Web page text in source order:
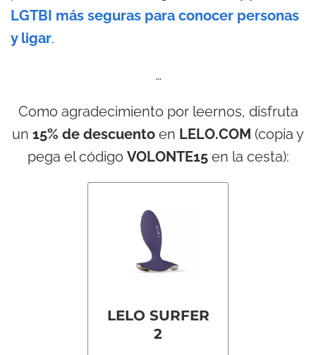
LGTBI más seguras para conocer personas
y ligar.
…
Como agradecimiento por leernos, disfruta
un 15% de descuento en LELO.COM (copia y
pega el código VOLONTE15en la cesta):
LELO SURFER
2